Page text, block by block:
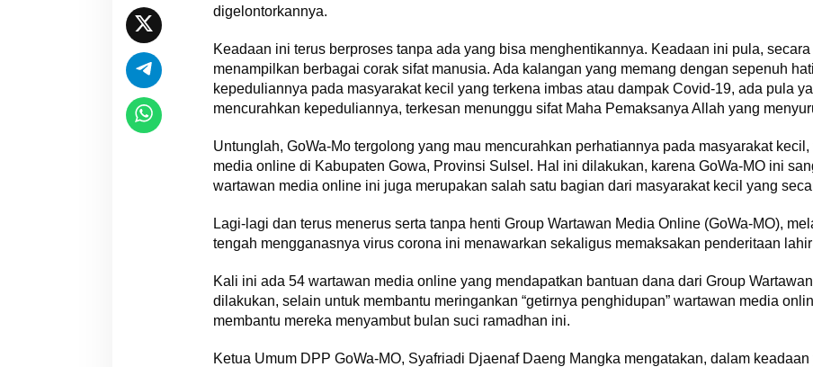
digelontorkannya.
Keadaan ini terus berproses tanpa ada yang bisa menghentikannya. Keadaan ini pula,
menampilkan berbagai corak sifat manusia. Ada kalangan yang memang dengan sepenuh
kepeduliannya pada masyarakat kecil yang terkena imbas atau dampak Covid-19, ada pula
mencurahkan kepeduliannya, terkesan menunggu sifat Maha Pemaksanya Allah yang
Untunglah, GoWa-Mo tergolong yang mau mencurahkan perhatiannya pada masyarakat
media online di Kabupaten Gowa, Provinsi Sulsel. Hal ini dilakukan, karena GoWa-MO ini
wartawan media online ini juga merupakan salah satu bagian dari masyarakat kecil yang
Lagi-lagi dan terus menerus serta tanpa henti Group Wartawan Media Online (GoWa-MO),
tengah mengganasnya virus corona ini menawarkan sekaligus memaksakan penderitaan
Kali ini ada 54 wartawan media online yang mendapatkan bantuan dana dari Group
dilakukan, selain untuk membantu meringankan “getirnya penghidupan” wartawan media
membantu mereka menyambut bulan suci ramadhan ini.
Ketua Umum DPP GoWa-MO, Syafriadi Djaenaf Daeng Mangka mengatakan, dalam